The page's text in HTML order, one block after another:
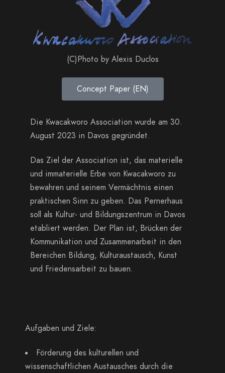
(C)Photo by Alexis Duclos
Concept Paper (EN)
Die Kwacakworo Association wurde am 30.
August 2023 in Davos gegründet.
Das Ziel der Association ist, das materielle
und immaterielle Erbe von Kwacakworo zu
bewahren und seinem Vermächtnis einen
praktischen Sinn zu geben. Das Pernerhaus
soll als Kultur- und Bildungszentrum in Davos
etabliert werden. Der Plan ist, Brücken der
Kommunikation und Zusammenarbeit in den
Bereichen Bildung, Kulturaustausch, Kunst
und Friedensarbeit zu bauen.
Aufgaben und Ziele:
Förderung des kulturellen und
wissenschaftlichen Austausches durch die